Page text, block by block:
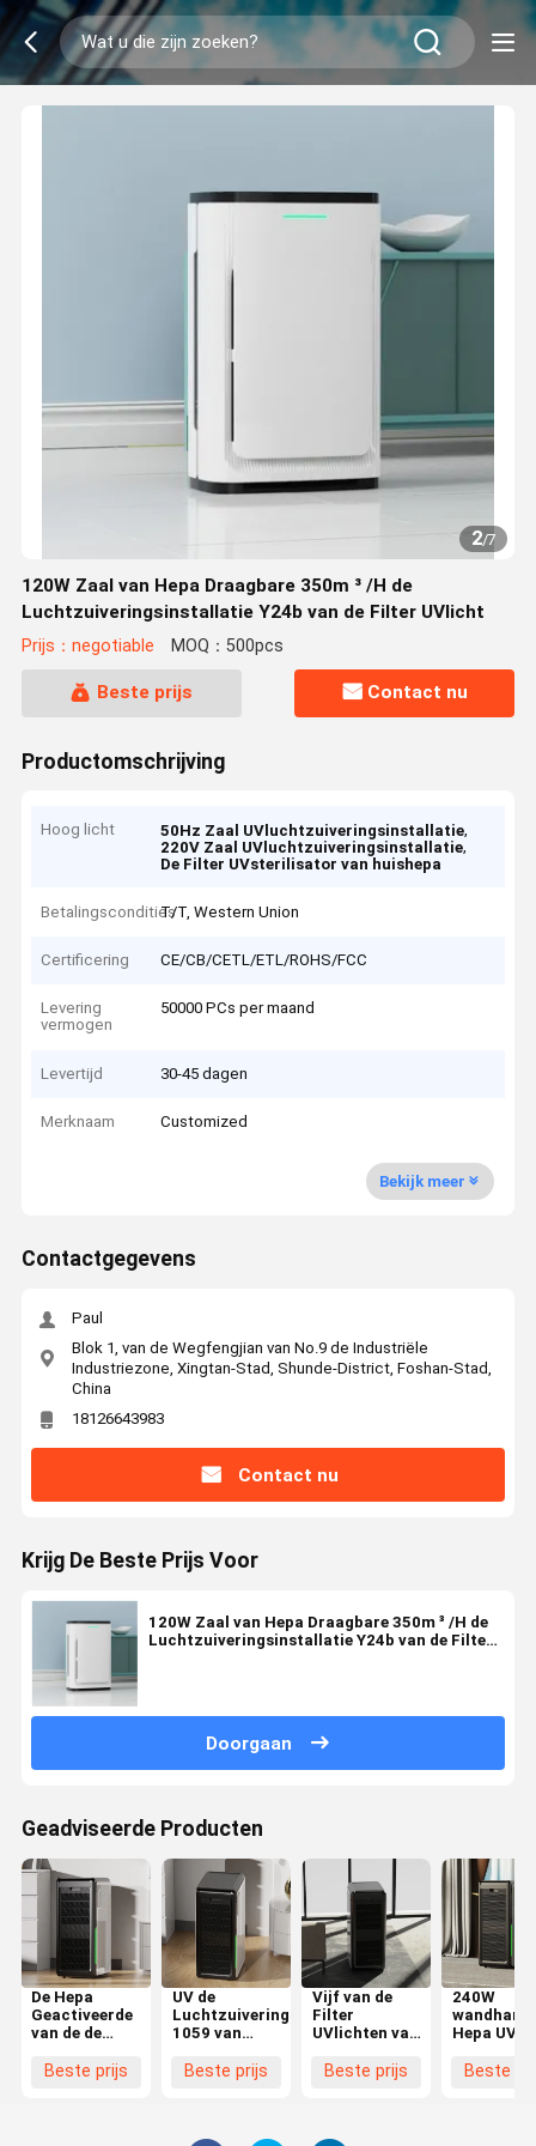
2/7
120W Zaal van Hepa Draagbare 350m ³ /H de
Luchtzuiveringsinstallatie Y24b van de Filter UVlicht
Prijs：negotiable MOQ：500pcs
Beste prijs Contact nu
Productomschrijving
Hoog licht 50Hz Zaal UVluchtzuiveringsinstallatie,
220V Zaal UVluchtzuiveringsinstallatie,
De Filter UVsterilisator van huishepa
BetalingsconditiesT/T, Western Union
Certificering CE/CB/CETL/ETL/ROHS/FCC
Levering
vermogen
50000 PCs per maand
Levertijd 30-45 dagen
Merknaam Customized
Bekijk meer
Contactgegevens
Paul
Blok 1, van de Wegfengjian van No.9 de Industriële
Industriezone, Xingtan-Stad, Shunde-District, Foshan-Stad,
China
18126643983
Contact nu
Krijg De Beste Prijs Voor
120W Zaal van Hepa Draagbare 350m ³ /H de
Luchtzuiveringsinstallatie Y24b van de Filter
Doorgaan
Geadviseerde Producten
De Hepa
Geactiveerde
van de de
van de
Beste prijs
UV de
Luchtzuiveringsinstallatie
1059 van
mist Vrije
Beste prijs
Vijf van de
Filter
UVlichten van
ABS van de de
Beste prijs
240W
Hepa UV-
Beste